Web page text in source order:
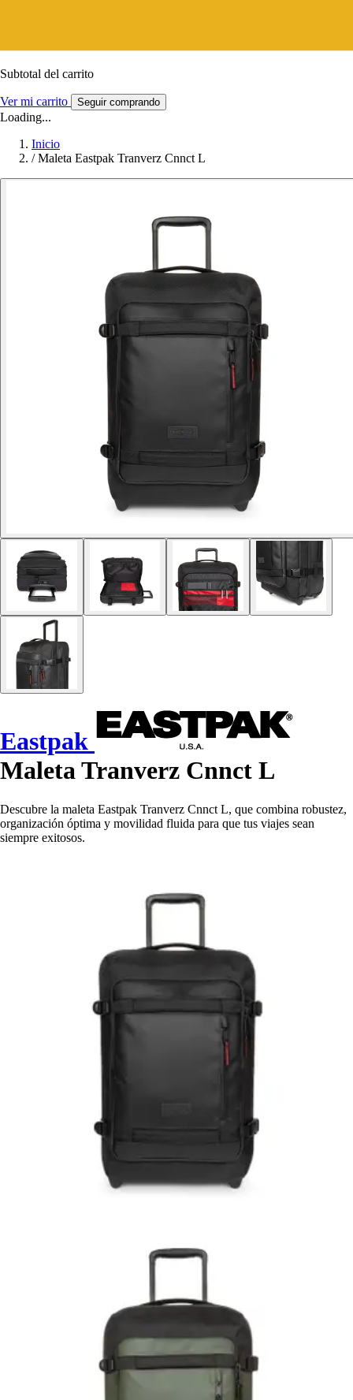
Subtotal del carrito
Ver mi carrito Seguir comprando
Loading...
Inicio
/ Maleta Eastpak Tranverz Cnnct L
Eastpak
Maleta Tranverz Cnnct L
Descubre la maleta Eastpak Tranverz Cnnct L, que combina robustez,
organización óptima y movilidad fluida para que tus viajes sean
siempre exitosos.